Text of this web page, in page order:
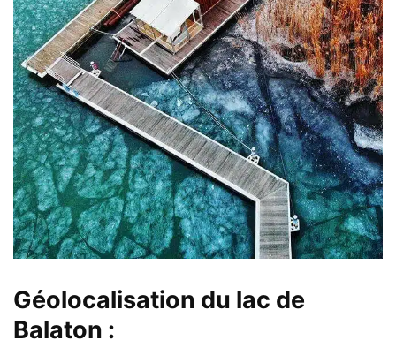
Géolocalisation du lac de
Balaton :